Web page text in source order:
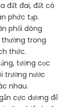
đất đai, đất có
phức tạp.
phối dòng
thường trong
thức.
tường cọc
trường nước
nhau.
cực dương để